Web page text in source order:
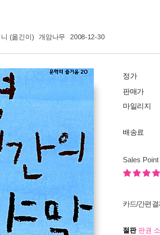
(옮긴이) 개암나무 2008-12-30
정가
판매가
마일리지
배송료
Sales Point
카드/간편결
절판판권